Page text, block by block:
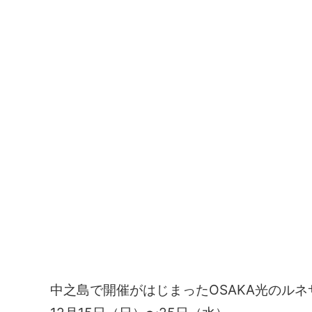
中之島で開催がはじまったOSAKA光のルネ